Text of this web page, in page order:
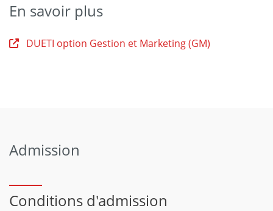
En savoir plus
DUETI option Gestion et Marketing (GM)
Admission
Conditions d'admission